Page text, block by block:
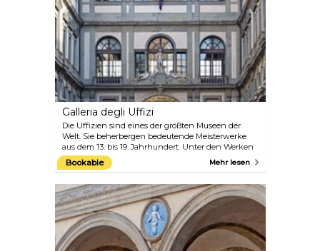
Teil der Sammlung gehörte der mächtigen Medici-
Familie, die sie am Ende ihrer Herrschaft dem
Großherzogtum Toskana schenkte, damit dieser
Schatz bewahrt und von allen genossen werden
Galleria degli Uffizi
Die Uffizien sind eines der größten Museen der
Welt. Sie beherbergen bedeutende Meisterwerke
aus dem 13. bis 19. Jahrhundert. Unter den Werken
befindet sich Botticellis „Die Geburt der Venus“, das
nach der Mona Lisa wohl berühmteste Gemälde der
von historischer Bedeutung, weil es eines der
ersten war, das im 18. Jahrhundert seine Türen für
die Öffentlichkeit öffnete.
Bookable Mehr lesen